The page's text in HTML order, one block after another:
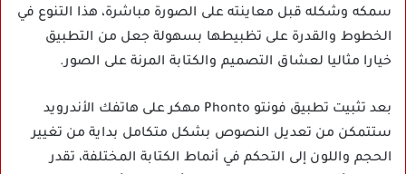
سمكه وشكله قبل معاينته على الصورة مباشرة، هذا التنوع في
الخطوط والقدرة على تظبيطها بسهولة جعل من التطبيق
خيارا مثاليا لعشاق التصميم والكتابة المرنة على الصور.
بعد تثبيت تطبيق فونتو Phonto مهكر على هاتفك الأندرويد
ستتمكن من تعديل النصوص بشكل متكامل بداية من تغيير
الحجم واللون إلى التحكم في أنماط الكتابة المختلفة، تقدر